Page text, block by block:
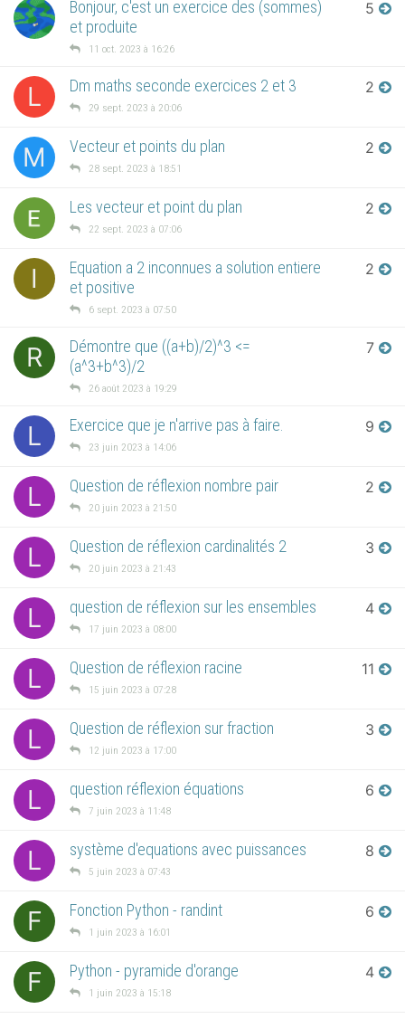
Bonjour, c'est un exercice des (sommes)
et produite
11 oct. 2023 à 16:26
5
L Dm maths seconde exercices 2 et 3
29 sept. 2023 à 20:06
2
M Vecteur et points du plan
28 sept. 2023 à 18:51
2
Les vecteur et point du plan
22 sept. 2023 à 07:06
2
I
Equation a 2 inconnues a solution entiere
et positive
6 sept. 2023 à 07:50
2
R
Démontre que ((a+b)/2)^3 <=
(a^3+b^3)/2
26 août 2023 à 19:29
7
L Exercice que je n'arrive pas à faire.
23 juin 2023 à 14:06
9
L Question de réflexion nombre pair
20 juin 2023 à 21:50
2
L Question de réflexion cardinalités 2
20 juin 2023 à 21:43
3
L question de réflexion sur les ensembles
17 juin 2023 à 08:00
4
L Question de réflexion racine
15 juin 2023 à 07:28
11
L Question de réflexion sur fraction
12 juin 2023 à 17:00
3
L question réflexion équations
7 juin 2023 à 11:48
6
L système d'equations avec puissances
5 juin 2023 à 07:43
8
F Fonction Python - randint
1 juin 2023 à 16:01
6
F Python - pyramide d'orange
1 juin 2023 à 15:18
4